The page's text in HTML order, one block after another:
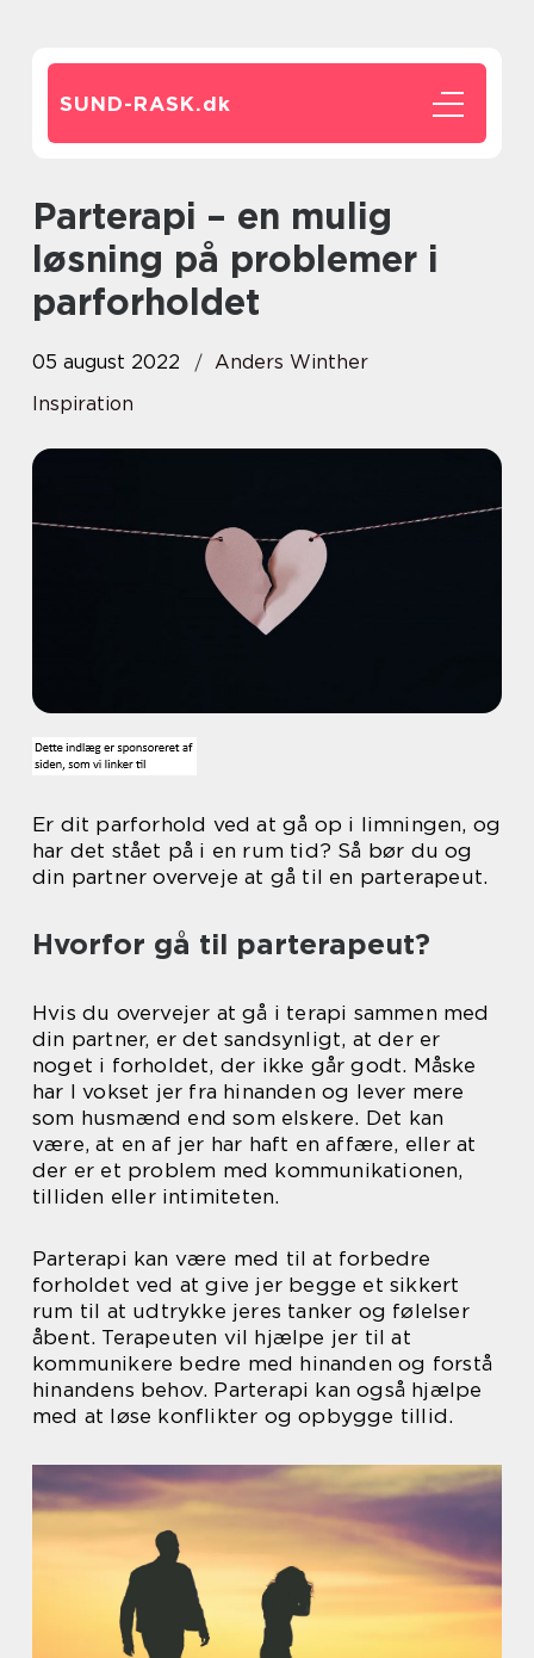
SUND-RASK.dk
Parterapi – en mulig
løsning på problemer i
parforholdet
05 august 2022
Anders Winther
Inspiration
Er dit parforhold ved at gå op i limningen, og
har det stået på i en rum tid? Så bør du og
din partner overveje at gå til en parterapeut.
Hvorfor gå til parterapeut?
Hvis du overvejer at gå i terapi sammen med
din partner, er det sandsynligt, at der er
noget i forholdet, der ikke går godt. Måske
har I vokset jer fra hinanden og lever mere
som husmænd end som elskere. Det kan
være, at en af jer har haft en affære, eller at
der er et problem med kommunikationen,
tilliden eller intimiteten.
Parterapi kan være med til at forbedre
forholdet ved at give jer begge et sikkert
rum til at udtrykke jeres tanker og følelser
åbent. Terapeuten vil hjælpe jer til at
kommunikere bedre med hinanden og forstå
hinandens behov. Parterapi kan også hjælpe
med at løse konflikter og opbygge tillid.